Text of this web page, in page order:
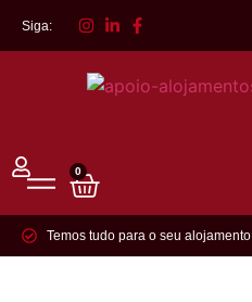
Siga:
0
Temos tudo para o seu alojamento